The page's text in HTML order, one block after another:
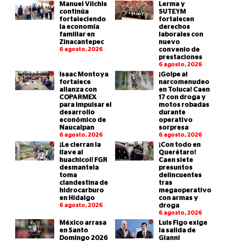
Manuel Vilchis
continúa
fortaleciendo
la economía
familiar en
Zinacantepec
6 agosto, 2026
Lerma y
SUTEYM
fortalecen
derechos
laborales con
nuevo
convenio de
prestaciones
6 agosto, 2026
Isaac Montoya
fortalece
alianza con
COPARMEX
para impulsar el
desarrollo
económico de
Naucalpan
6 agosto, 2026
¡Golpe al
narcomenudeo
en Toluca! Caen
17 con droga y
motos robadas
durante
operativo
sorpresa
6 agosto, 2026
¡Le cierran la
llave al
huachicol! FGR
desmantela
toma
clandestina de
hidrocarburo
en Hidalgo
6 agosto, 2026
¡Con todo en
Querétaro!
Caen siete
presuntos
delincuentes
tras
megaoperativo
con armas y
droga
6 agosto, 2026
México arrasa
en Santo
Domingo 2026
Luis Figo exige
la salida de
Gianni